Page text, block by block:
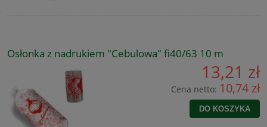
Osłonka z nadrukiem "Cebulowa" fi40/63 10 m
13,21 zł
Cena netto: 10,74 zł
DO KOSZYKA